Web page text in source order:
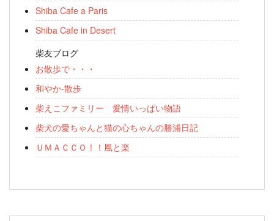
Shiba Cafe a Paris
Shiba Cafe in Desert
柴友ブログ
お散歩で・・・
和やか-散歩
柴えこファミリー 愛情いっぱい物語
柴犬の愛ちゃんと猫の心ちゃんの勝浦日記
ＵＭＡＣＣＯ！！風と楽